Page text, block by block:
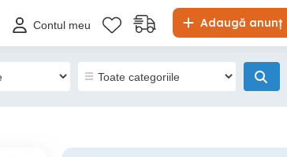
Adaugă anunț
Contul meu